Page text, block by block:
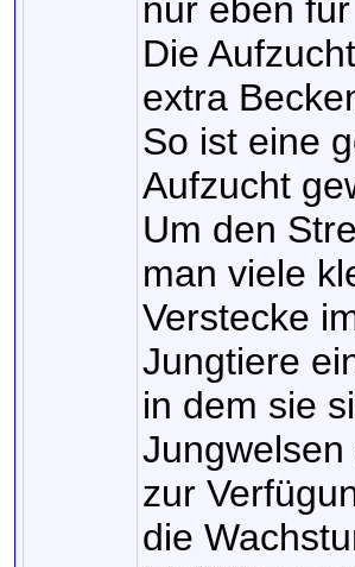
nur eben
Die
extra
So ist eine
Aufzucht
Um den
man viele
Verstecke
Jungtiere
in dem sie
zur
die